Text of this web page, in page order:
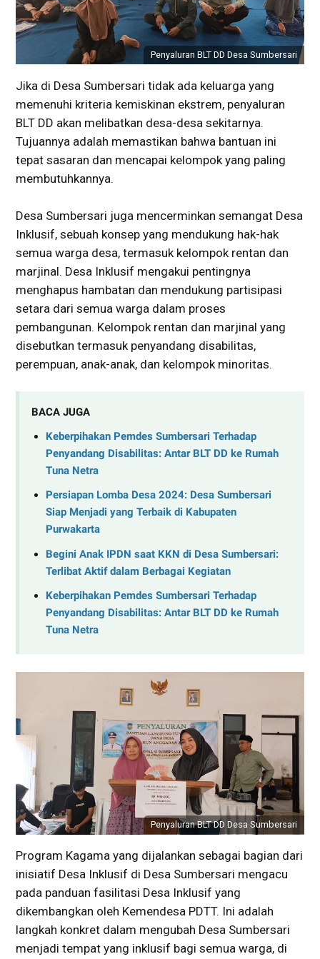
Penyaluran BLT DD Desa Sumbersari
Jika di Desa Sumbersari tidak ada keluarga yang
memenuhi kriteria kemiskinan ekstrem, penyaluran
BLT DD akan melibatkan desa-desa sekitarnya.
Tujuannya adalah memastikan bahwa bantuan ini
tepat sasaran dan mencapai kelompok yang paling
membutuhkannya.
Desa Sumbersari juga mencerminkan semangat Desa
Inklusif, sebuah konsep yang mendukung hak-hak
semua warga desa, termasuk kelompok rentan dan
marjinal. Desa Inklusif mengakui pentingnya
menghapus hambatan dan mendukung partisipasi
setara dari semua warga dalam proses
pembangunan. Kelompok rentan dan marjinal yang
disebutkan termasuk penyandang disabilitas,
perempuan, anak-anak, dan kelompok minoritas.
BACA JUGA
Keberpihakan Pemdes Sumbersari Terhadap
Penyandang Disabilitas: Antar BLT DD ke Rumah
Tuna Netra
Persiapan Lomba Desa 2024: Desa Sumbersari
Siap Menjadi yang Terbaik di Kabupaten
Purwakarta
Begini Anak IPDN saat KKN di Desa Sumbersari:
Terlibat Aktif dalam Berbagai Kegiatan
Keberpihakan Pemdes Sumbersari Terhadap
Penyandang Disabilitas: Antar BLT DD ke Rumah
Tuna Netra
Penyaluran BLT DD Desa Sumbersari
Program Kagama yang dijalankan sebagai bagian dari
inisiatif Desa Inklusif di Desa Sumbersari mengacu
pada panduan fasilitasi Desa Inklusif yang
dikembangkan oleh Kemendesa PDTT. Ini adalah
langkah konkret dalam mengubah Desa Sumbersari
menjadi tempat yang inklusif bagi semua warga, di